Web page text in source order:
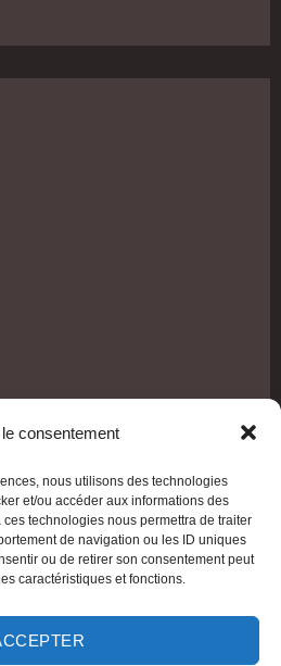
consentement
nous utilisons des technologies
et/ou accéder aux informations des
technologies nous permettra de traiter
de navigation ou les ID uniques
ou de retirer son consentement peut
caractéristiques et fonctions.